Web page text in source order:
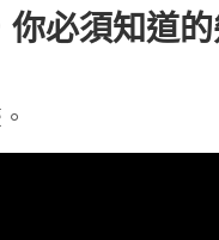
必須知道